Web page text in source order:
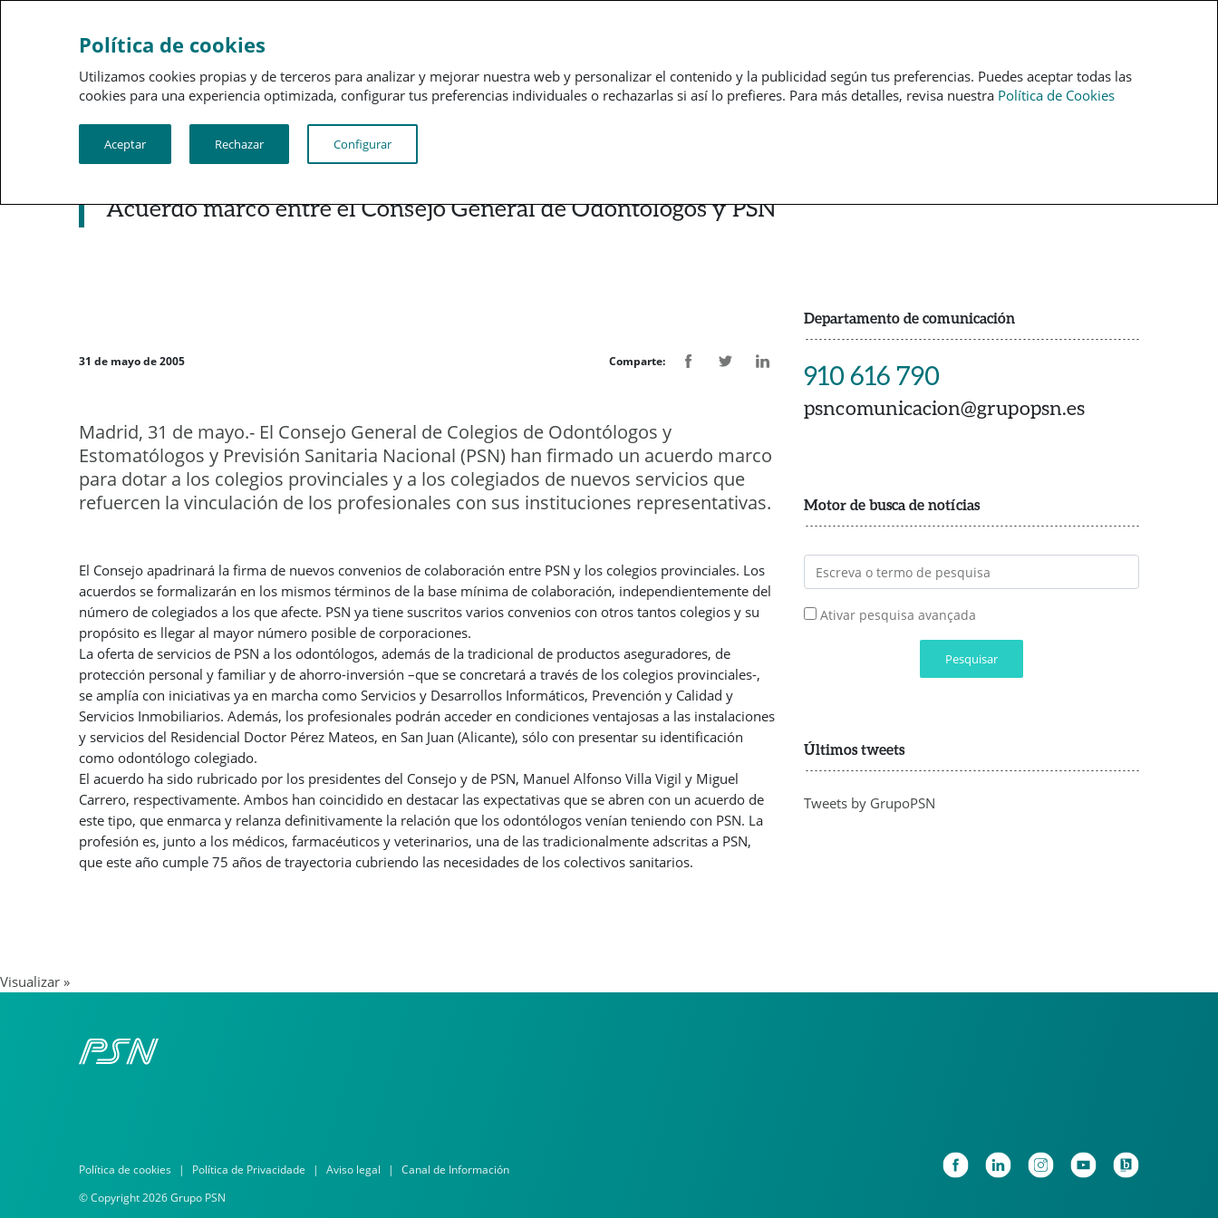
Sobre a PSN
Acuerdo marco entre el Consejo General de Odontólogos y PSN
31 de mayo de 2005 Comparte:
Madrid, 31 de mayo.- El Consejo General de Colegios de Odontólogos y
Estomatólogos y Previsión Sanitaria Nacional (PSN) han firmado un acuerdo marco
para dotar a los colegios provinciales y a los colegiados de nuevos servicios que
refuercen la vinculación de los profesionales con sus instituciones representativas.
El Consejo apadrinará la firma de nuevos convenios de colaboración entre PSN y los colegios provinciales. Los
acuerdos se formalizarán en los mismos términos de la base mínima de colaboración, independientemente del
número de colegiados a los que afecte. PSN ya tiene suscritos varios convenios con otros tantos colegios y su
propósito es llegar al mayor número posible de corporaciones.
La oferta de servicios de PSN a los odontólogos, además de la tradicional de productos aseguradores, de
protección personal y familiar y de ahorro-inversión –que se concretará a través de los colegios provinciales-,
se amplía con iniciativas ya en marcha como Servicios y Desarrollos Informáticos, Prevención y Calidad y
Servicios Inmobiliarios. Además, los profesionales podrán acceder en condiciones ventajosas a las instalaciones
y servicios del Residencial Doctor Pérez Mateos, en San Juan (Alicante), sólo con presentar su identificación
como odontólogo colegiado.
El acuerdo ha sido rubricado por los presidentes del Consejo y de PSN, Manuel Alfonso Villa Vigil y Miguel
Carrero, respectivamente. Ambos han coincidido en destacar las expectativas que se abren con un acuerdo de
este tipo, que enmarca y relanza definitivamente la relación que los odontólogos venían teniendo con PSN. La
profesión es, junto a los médicos, farmacéuticos y veterinarios, una de las tradicionalmente adscritas a PSN,
que este año cumple 75 años de trayectoria cubriendo las necesidades de los colectivos sanitarios.
Departamento de comunicación
910 616 790
psncomunicacion@grupopsn.es
Motor de busca de notícias
Ativar pesquisa avançada
Pesquisar
Últimos tweets
Tweets by GrupoPSN
Visualizar »
Política de cookies
Utilizamos cookies propias y de terceros para analizar y mejorar nuestra web y personalizar el contenido y la publicidad según tus preferencias. Puedes aceptar todas las
cookies para una experiencia optimizada, configurar tus preferencias individuales o rechazarlas si así lo prefieres. Para más detalles, revisa nuestra Política de Cookies
Aceptar Rechazar Configurar
Política de cookies Política de Privacidade Aviso legal
Canal de Información
© Copyright 2026 Grupo PSN